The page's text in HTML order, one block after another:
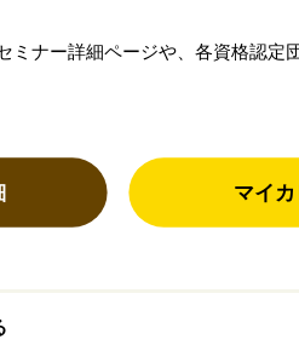
ナー詳細ページや、各資格認定
マイ